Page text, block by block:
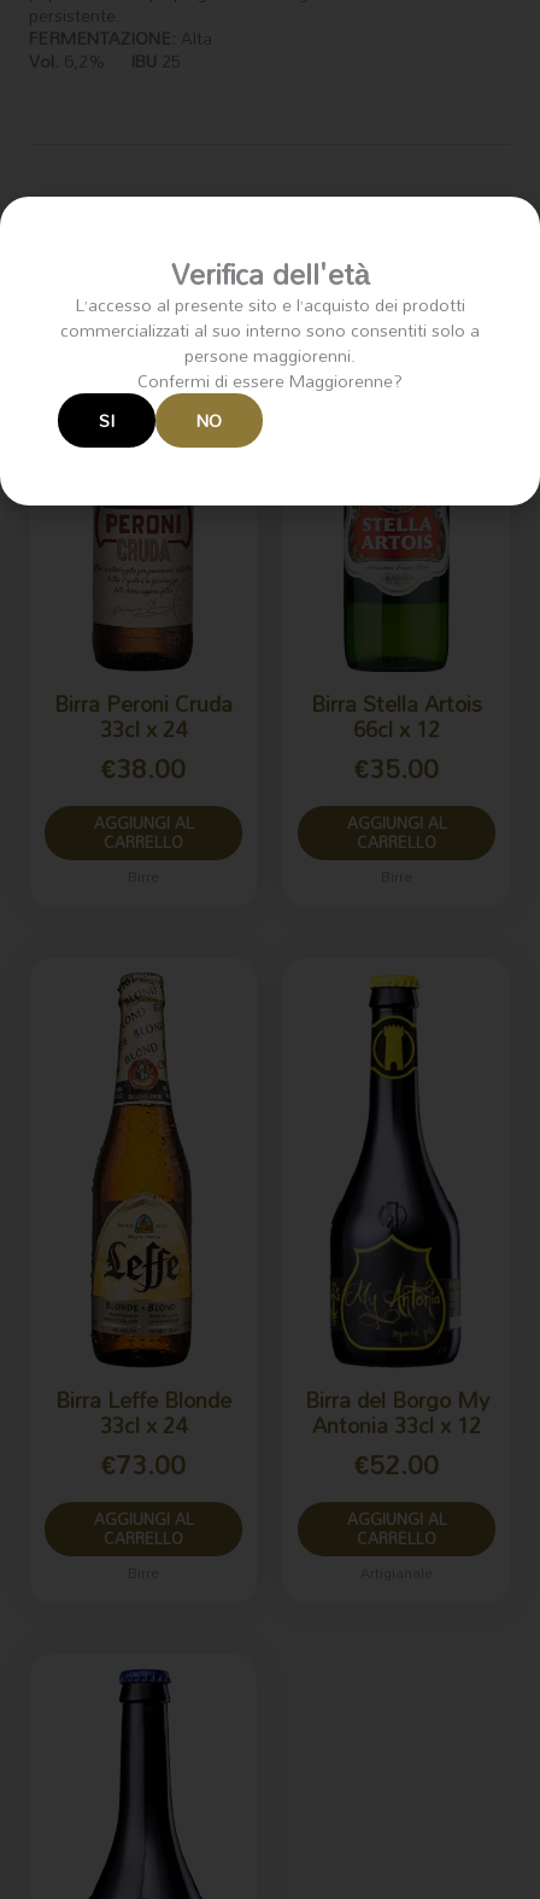
persistente.
FERMENTAZIONE: Alta
Vol. 6,2% IBU 25
Prodotti correlati
Birra Peroni Cruda
33cl x 24
€38.00
AGGIUNGI AL
CARRELLO
Birra Stella Artois
66cl x 12
€35.00
AGGIUNGI AL
CARRELLO
Birra Leffe Blonde
33cl x 24
€73.00
AGGIUNGI AL
CARRELLO
Birra del Borgo My
Antonia 33cl x 12
€52.00
AGGIUNGI AL
CARRELLO
Verifica dell'età
L’accesso al presente sito e l’acquisto dei prodotti
commercializzati al suo interno sono consentiti solo a
persone maggiorenni.
Confermi di essere Maggiorenne?
SI NO